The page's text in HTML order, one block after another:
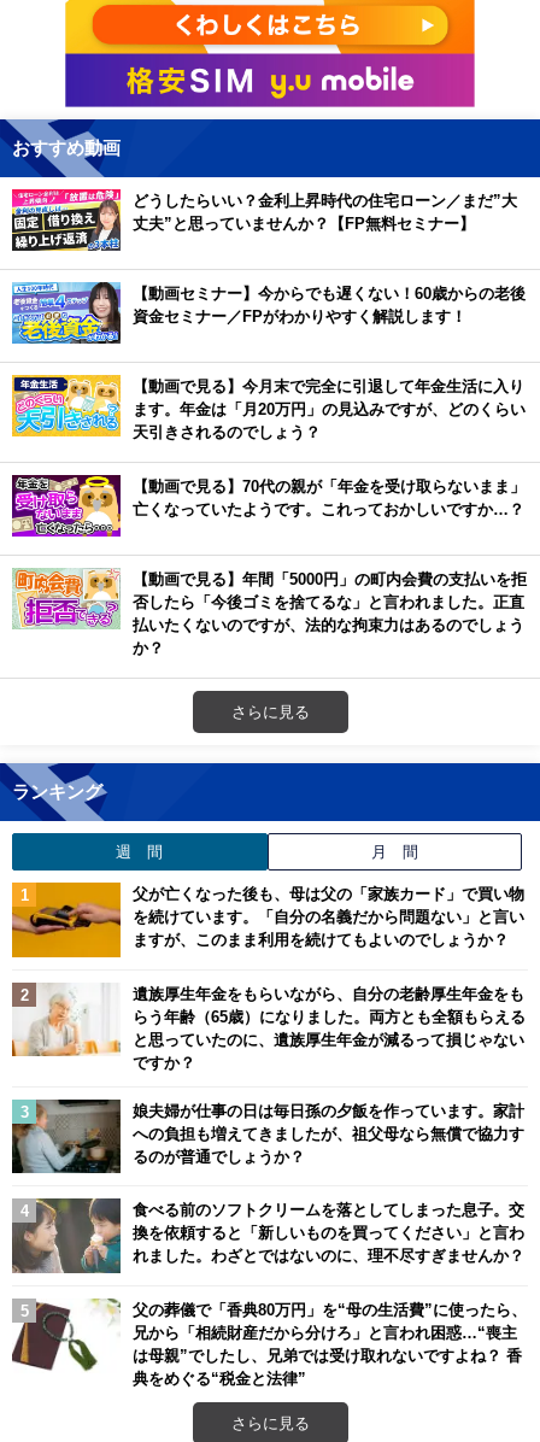
おすすめ動画
どうしたらいい？金利上昇時代の住宅ローン／まだ”大
丈夫”と思っていませんか？【FP無料セミナー】
【動画セミナー】今からでも遅くない！60歳からの老後
資金セミナー／FPがわかりやすく解説します！
【動画で見る】今月末で完全に引退して年金生活に入り
ます。年金は「月20万円」の見込みですが、どのくらい
天引きされるのでしょう？
【動画で見る】70代の親が「年金を受け取らないまま」
亡くなっていたようです。これっておかしいですか…？
【動画で見る】年間「5000円」の町内会費の支払いを拒
否したら「今後ゴミを捨てるな」と言われました。正直
払いたくないのですが、法的な拘束力はあるのでしょう
か？
さらに見る
ランキング
週 間 月 間
父が亡くなった後も、母は父の「家族カード」で買い物
を続けています。「自分の名義だから問題ない」と言い
ますが、このまま利用を続けてもよいのでしょうか？
遺族厚生年金をもらいながら、自分の老齢厚生年金をも
らう年齢（65歳）になりました。両方とも全額もらえる
と思っていたのに、遺族厚生年金が減るって損じゃない
ですか？
娘夫婦が仕事の日は毎日孫の夕飯を作っています。家計
への負担も増えてきましたが、祖父母なら無償で協力す
るのが普通でしょうか？
食べる前のソフトクリームを落としてしまった息子。交
換を依頼すると「新しいものを買ってください」と言わ
れました。わざとではないのに、理不尽すぎませんか？
父の葬儀で「香典80万円」を“母の生活費”に使ったら、
兄から「相続財産だから分けろ」と言われ困惑…“喪主
は母親”でしたし、兄弟では受け取れないですよね？ 香
典をめぐる“税金と法律”
さらに見る